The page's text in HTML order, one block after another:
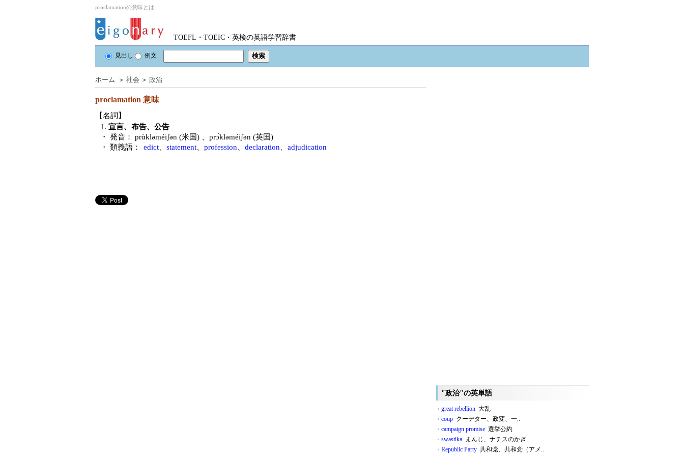
proclamationの意味とは
TOEFL・TOEIC・英検の英語学習辞書
見出し 例文
ホーム ＞ 社会 ＞ 政治
proclamation 意味
【名詞】
1. 宣言、布告、公告
・ 発音：
prὰkləméiʃən (米国) 、prɔ̀kləméiʃən (英国)
・ 類義語：
edict statement profession declaration adjudication
"政治"の英単語
great rebellion 大乱
coup クーデター、政変、一..
campaign promise 選挙公約
swastika まんじ、ナチスのかぎ..
Republic Party 共和党、共和党（アメ..